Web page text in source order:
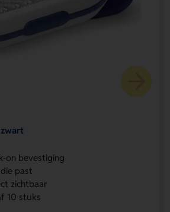
on bevestiging
past
zichtbaar
10 stuks